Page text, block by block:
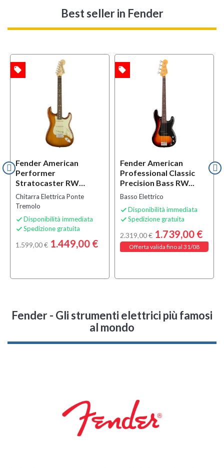
Best sellerin Fender
Fender American
Performer
Stratocaster RW
Honey Burst
Chitarra Elettrica Ponte
Tremolo
 Disponibilità immediata
 Spedizione gratuita
1.599,00 € 1.449,00 €
local_offer
Fender American
Professional Classic
Precision Bass RW...
Basso Elettrico
 Disponibilità immediata
 Spedizione gratuita
2.319,00 € 1.739,00 €
Offerta valida fino al 31/08
local_offer
Fender - Gli strumenti elettrici più famosi
al mondo